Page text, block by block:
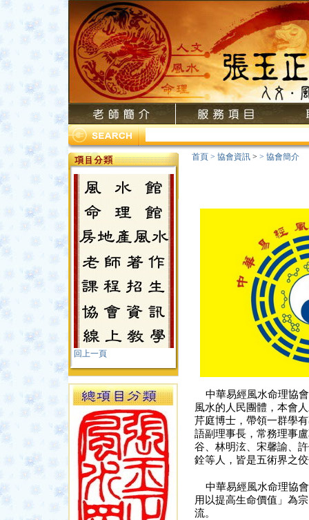
回上一頁
首頁 > 協會資訊 > > 協會簡介
中華易經風水命理協
風水的人民團體，本會
芹庭博士，帶領一群學
語副理事長，常務理事
谷、林明泫 、宋馨諭、
銓等人，皆是五術界之
中華易經風水命理協
用以提高生命價值」為
流。